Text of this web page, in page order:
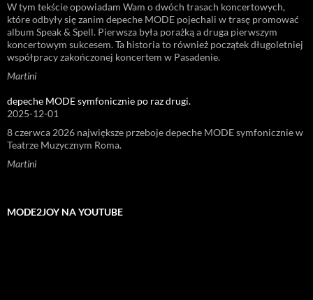
W tym tekście opowiadam Wam o dwóch trasach koncertowych,
które odbyły się zanim depeche MODE pojechali w trasę promować
album Speak & Spell. Pierwsza była porażką a druga pierwszym
koncertowym sukcesem. Ta historia to również początek długoletniej
współpracy zakończonej koncertem w Pasadenie.
Martini
depeche MODE symfonicznie po raz drugi.
2025-12-01
8 czerwca 2026 największe przeboje depeche MODE symfonicznie w
Teatrze Muzycznym Roma.
Martini
MODE2JOY NA YOUTUBE